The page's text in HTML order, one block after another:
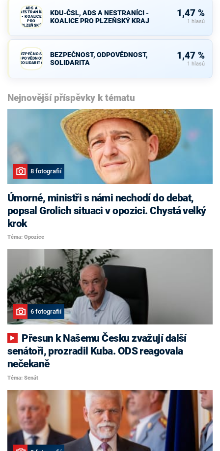
ADS A
NESTRANÍCI
- KOALICE
PRO
PLZEŇSKÝ
KRAJ
KDU-ČSL, ADS A NESTRANÍCI -
KOALICE PRO PLZEŇSKÝ KRAJ
1,47 %
1 hlasů
BEZPEČNOST,
ODPOVĚDNOST,
SOLIDARITA
BEZPEČNOST, ODPOVĚDNOST,
SOLIDARITA
1,47 %
1 hlasů
Nejnovější příspěvky k tématu
8 fotografií
Úmorné, ministři s námi nechodí do debat,
popsal Grolich situaci v opozici. Chystá velký
krok
Téma: Opozice
6 fotografií
senátoři, prozradil Kuba. ODS reagovala
nečekaně
Téma: Senát